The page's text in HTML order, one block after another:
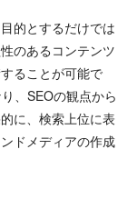
的とするだけでは
のあるコンテンツ
ることが可能で
、SEOの観点から
に、検索上位に表
ドメディアの作成